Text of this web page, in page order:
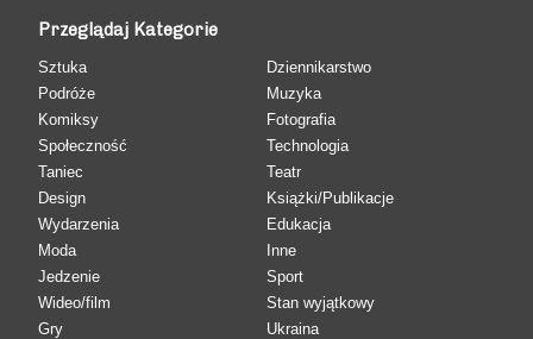
Przeglądaj Kategorie
Sztuka
Podróże
Komiksy
Społeczność
Taniec
Design
Wydarzenia
Moda
Jedzenie
Wideo/film
Gry
Dziennikarstwo
Muzyka
Fotografia
Technologia
Teatr
Książki/Publikacje
Edukacja
Inne
Sport
Stan wyjątkowy
Ukraina